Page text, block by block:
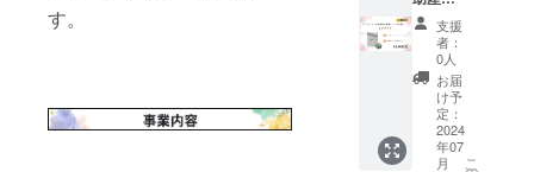
す。
袋ずつ
ちりめ
んじゃ
こ、ね
ぎ、れ
もん、
牡蠣、
広島
が提携
してい
る企業
のタイ
タック
＋お礼
のメー
ル【限
支援
者：
0人
お届
け予
定：
2024
年07
月
こ